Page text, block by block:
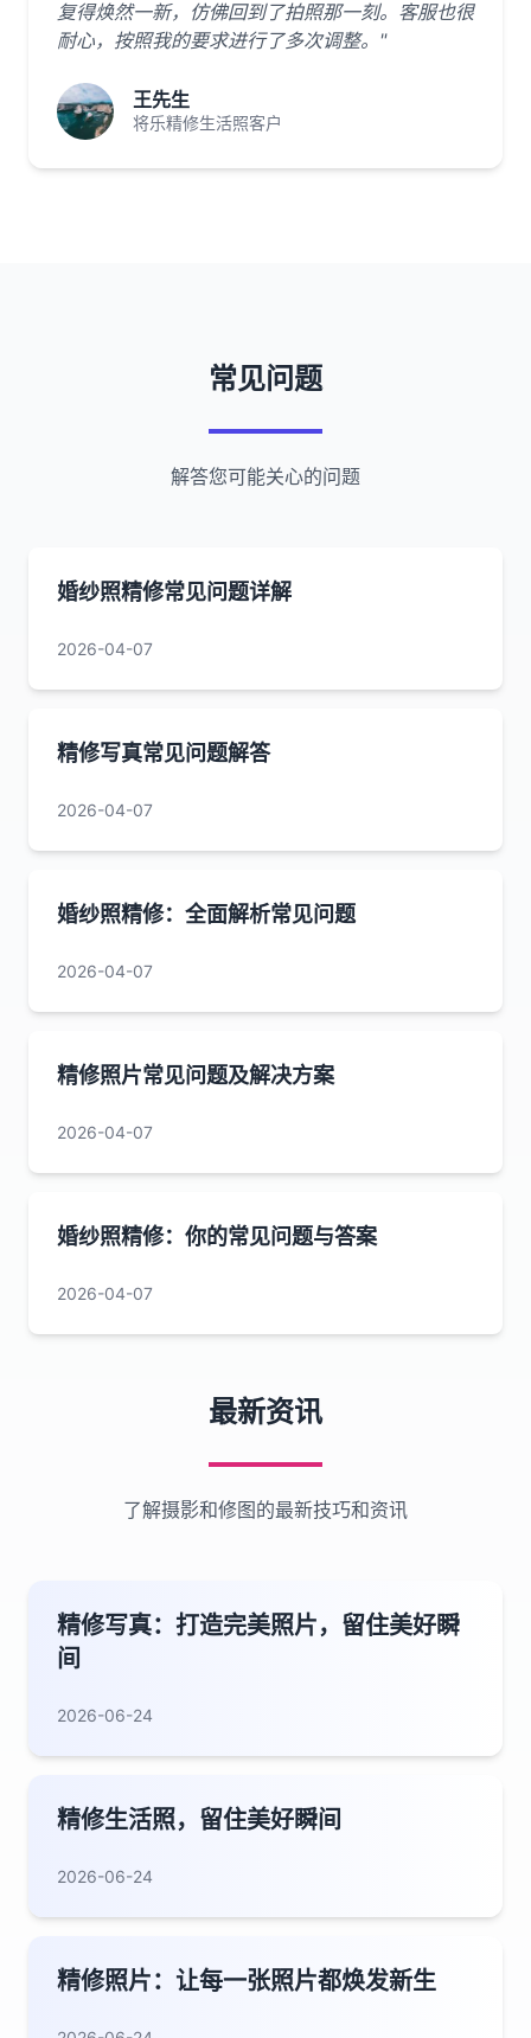
复得焕然一新，仿佛回到了拍照那一刻。客服也很
耐心，按照我的要求进行了多次调整。"
王先生
将乐精修生活照客户
常见问题
解答您可能关心的问题
婚纱照精修常见问题详解
2026-04-07
精修写真常见问题解答
2026-04-07
婚纱照精修：全面解析常见问题
2026-04-07
精修照片常见问题及解决方案
2026-04-07
婚纱照精修：你的常见问题与答案
2026-04-07
最新资讯
了解摄影和修图的最新技巧和资讯
精修写真：打造完美照片，留住美好瞬
间
2026-06-24
精修生活照，留住美好瞬间
2026-06-24
精修照片：让每一张照片都焕发新生